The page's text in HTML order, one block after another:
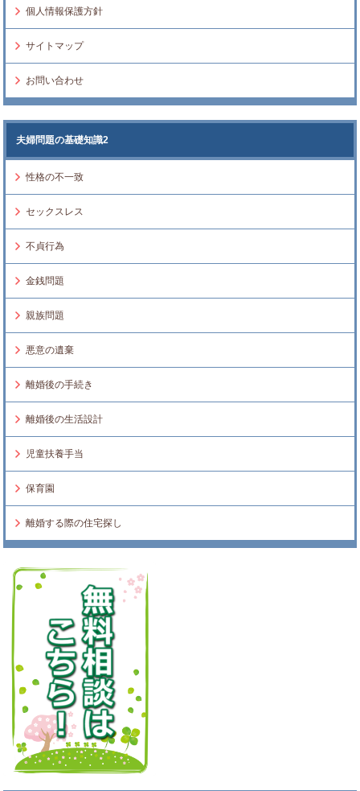
個人情報保護方針
サイトマップ
お問い合わせ
夫婦問題の基礎知識2
性格の不一致
セックスレス
不貞行為
金銭問題
親族問題
悪意の遺棄
離婚後の手続き
離婚後の生活設計
児童扶養手当
保育園
離婚する際の住宅探し